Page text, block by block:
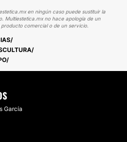
en ningún caso puede sustituir la
Multiestetica.mx no hace apología de un
comercial o de un servicio.
García